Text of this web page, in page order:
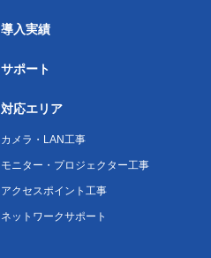
導入実績
サポート
対応エリア
カメラ・LAN工事
モニター・プロジェクター工事
アクセスポイント工事
ネットワークサポート